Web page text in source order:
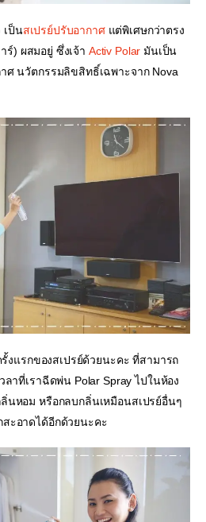
เป็นสเปรย์ปรับอากาศ แต่พิเศษกว่าตรง
) ผสมอยู่ ซึ่งเจ้า Activ Polar มันเป็น
ศ นวัตกรรมลิขสิทธิ์เฉพาะจาก Nova
รั้งแรกของสเปรย์ด้วยนะคะ ที่สามารถ
ลาที่เราฉีดพ่น Polar Spray ไปในห้อง
นหอม หรือกลบกลิ่นเหมือนสเปรย์อื่นๆ
ะอาดได้อีกด้วยนะคะ